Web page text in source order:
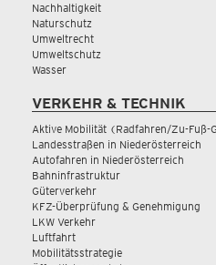
Nachhaltigkeit
Naturschutz
Umweltrecht
Umweltschutz
Wasser
VERKEHR & TECHNIK
Aktive Mobilität (Radfahren/Zu-Fuß-
Landesstraßen in Niederösterreich
Autofahren in Niederösterreich
Bahninfrastruktur
Güterverkehr
KFZ-Überprüfung & Genehmigung
LKW Verkehr
Luftfahrt
Mobilitätsstrategie